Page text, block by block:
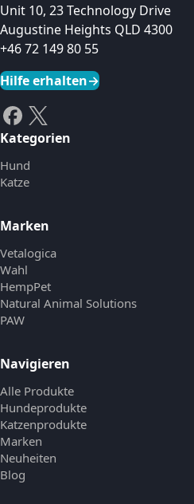
Unit 10, 23 Technology Drive
Augustine Heights QLD 4300
+46 72 149 80 55
Hilfe erhalten→
Kategorien
Hund
Katze
Marken
Vetalogica
Wahl
HempPet
Natural Animal Solutions
PAW
Navigieren
Alle Produkte
Hundeprodukte
Katzenprodukte
Marken
Neuheiten
Blog